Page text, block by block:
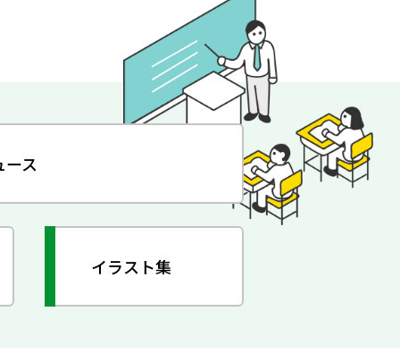
ス
イラスト集